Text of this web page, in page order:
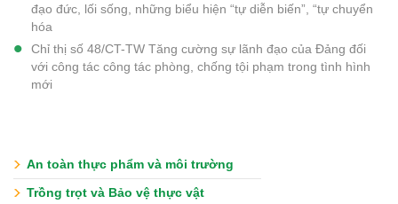
đạo đức, lối sống, những biểu hiện “tự diễn biến”, “tự chuyển
hóa
Chỉ thị số 48/CT-TW Tăng cường sự lãnh đạo của Đảng đối
với công tác công tác phòng, chống tội phạm trong tình hình
mới
An toàn thực phẩm và môi trường
Trồng trọt và Bảo vệ thực vật